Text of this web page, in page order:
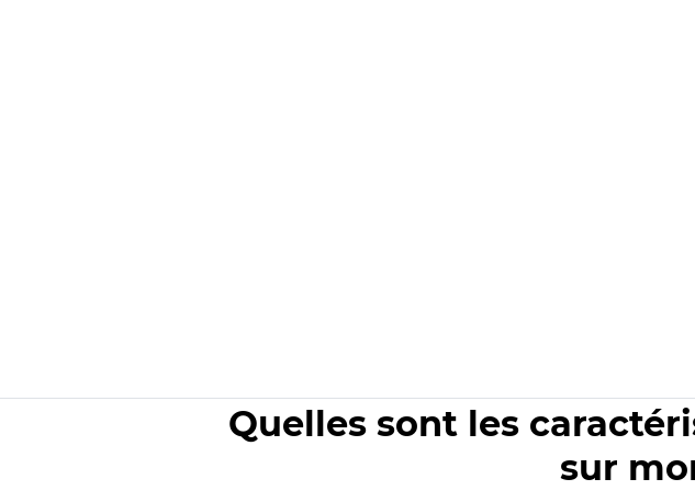
Quelles sont les
sur